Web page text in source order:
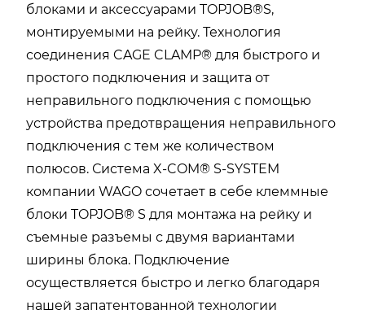
блоками и аксессуарами TOPJOB®S,
монтируемыми на рейку. Технология
соединения CAGE CLAMP® для быстрого и
простого подключения и защита от
неправильного подключения с помощью
устройства предотвращения неправильного
подключения с тем же количеством
полюсов. Система X-COM® S-SYSTEM
компании WAGO сочетает в себе клеммные
блоки TOPJOB® S для монтажа на рейку и
съемные разъемы с двумя вариантами
ширины блока. Подключение
осуществляется быстро и легко благодаря
нашей запатентованной технологии